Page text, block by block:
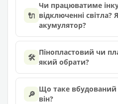
🔌
Чи працюватиме
відключенні
акумулятор?
🛠️ Пінопластовий чи
який обрати?
🔎 Що таке вбудований
він?